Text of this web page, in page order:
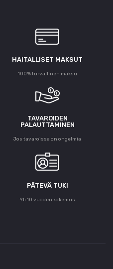
HAITALLISET MAKSUT
100% turvallinen maksu
TAVAROIDEN
PALAUTTAMINEN
Jos tavaroissa on ongelmia
PÄTEVÄ TUKI
Yli 10 vuoden kokemus